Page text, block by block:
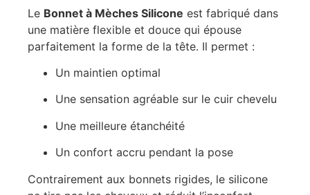
Le Bonnet à Mèches Silicone est fabriqué dans
une matière flexible et douce qui épouse
parfaitement la forme de la tête. Il permet :
Un maintien optimal
Une sensation agréable sur le cuir chevelu
Une meilleure étanchéité
Un confort accru pendant la pose
Contrairement aux bonnets rigides, le silicone